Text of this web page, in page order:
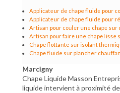
Applicateur de chape fluide pour
Applicateur de chape fluide pour
Artisan pour couler une chape sur
Artisan pour faire une chape lisse
Chape flottante sur isolant
Chape fluide sur plancher
Marcigny
Chape Liquide Masson
liquide intervient à proximité